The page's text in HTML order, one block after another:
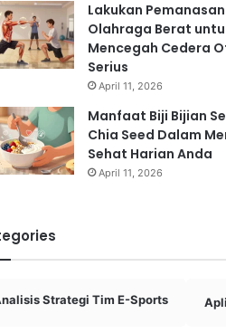
Lakukan
Olahraga Berat
Mencegah Cedera
Serius
April 11, 2026
Manfaat Biji Bijian
Chia Seed Dalam
Sehat Harian Anda
April 11, 2026
Strategi Tim E-Sports